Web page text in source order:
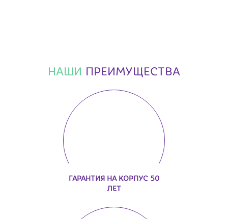
НАШИ ПРЕИМУЩЕСТВА
ГАРАНТИЯ НА КОРПУС 50
ЛЕТ